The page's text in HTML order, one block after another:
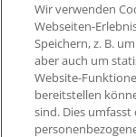
©2026 KPMG
assoziiert mit
Mitglied der
unabhängiger
Wir verwenden
Webseiten-
Speichern, z. B.
aber auch um
Website-
bereitstellen
sind. Dies